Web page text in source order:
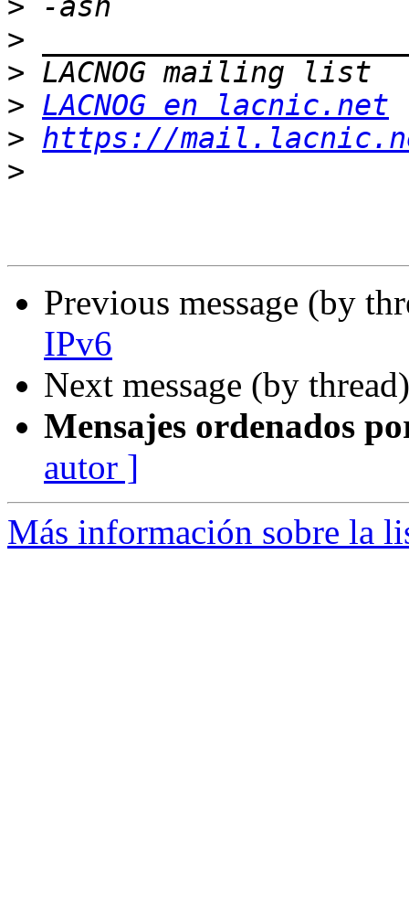
>
>
>
> LACNOG en lacnic.net
> https://
>
Previous message (by
IPv6
Next message (by
Mensajes ordenados
autor ]
Más información sobre la